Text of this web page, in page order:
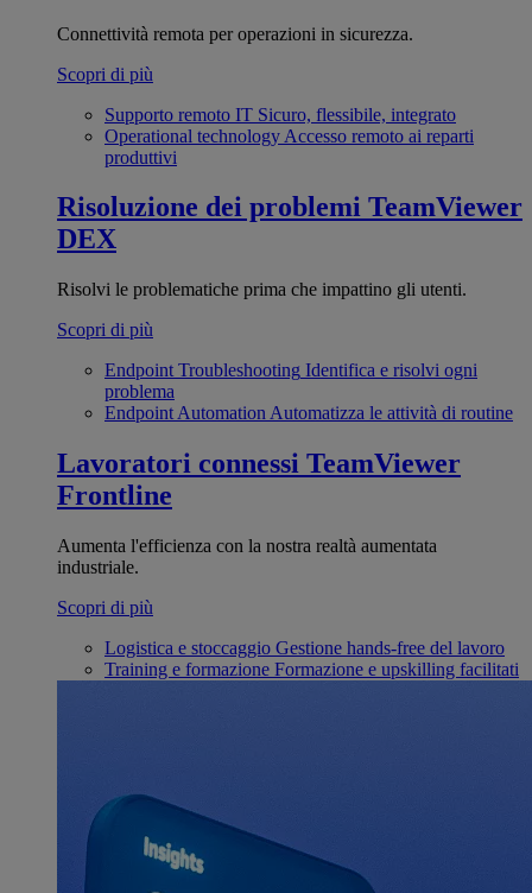
Connettività remota per operazioni in sicurezza.
Scopri di più
Supporto remoto IT Sicuro, flessibile, integrato
Operational technology Accesso remoto ai reparti
produttivi
Risoluzione dei problemi TeamViewer
DEX
Risolvi le problematiche prima che impattino gli utenti.
Scopri di più
Endpoint Troubleshooting Identifica e risolvi ogni
problema
Endpoint Automation Automatizza le attività di routine
Lavoratori connessi TeamViewer
Frontline
Aumenta l'efficienza con la nostra realtà aumentata
industriale.
Scopri di più
Logistica e stoccaggio Gestione hands-free del lavoro
Training e formazione Formazione e upskilling facilitati